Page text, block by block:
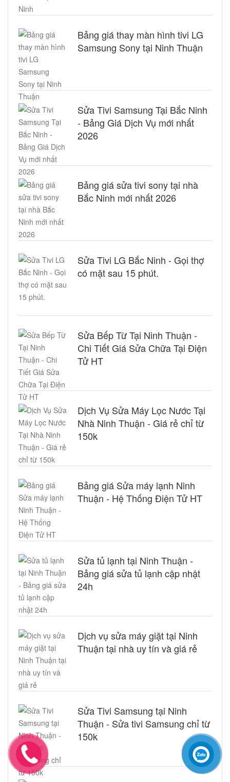
Bảng giá thay màn hình tivi LG
Samsung Sony tại Ninh Thuận
Sửa Tivi Samsung Tại Bắc Ninh
- Bảng Giá Dịch Vụ mới nhất
2026
Bảng giá sửa tivi sony tại nhà
Bắc Ninh mới nhất 2026
Sửa Tivi LG Bắc Ninh - Gọi thợ
có mặt sau 15 phút.
Sửa Bếp Từ Tại Ninh Thuận -
Chi Tiết Giá Sửa Chữa Tại Điện
Tử HT
Dịch Vụ Sửa Máy Lọc Nước Tại
Nhà Ninh Thuận - Giá rẻ chỉ từ
150k
Bảng giá Sửa máy lạnh Ninh
Thuận - Hệ Thống Điện Tử HT
Sửa tủ lạnh tại Ninh Thuận -
Bảng giá sửa tủ lạnh cập nhật
24h
Dịch vụ sửa máy giặt tại Ninh
Thuận tại nhà uy tín và giá rẻ
Sửa Tivi Samsung tại Ninh
Thuận - Sửa tivi Samsung chỉ từ
150k